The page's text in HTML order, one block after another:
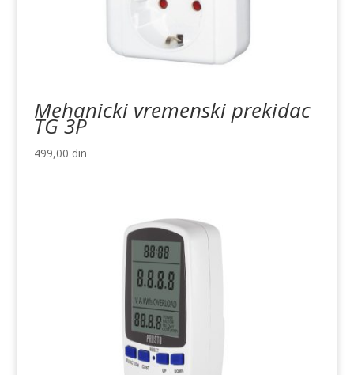
Mehanicki vremenski prekidac
TG 3P
499,00 din